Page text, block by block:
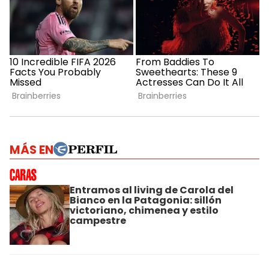
MÁS EN
Entramos al living de Carola del
Bianco en la Patagonia: sillón
victoriano, chimenea y estilo
campestre